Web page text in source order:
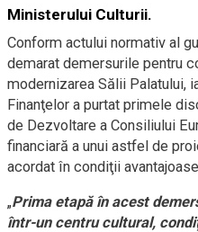
Ministerului Culturii.
Conform actului normativ al
demarat demersurile pentru
modernizarea Sălii Palatului,
Finanţelor a purtat primele
de Dezvoltare a Consiliului
financiară a unui astfel de
acordat în condiţii
„Prima etapă în acest
într-un centru cultural,